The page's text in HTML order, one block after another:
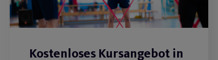
Kostenloses Kursangebot in